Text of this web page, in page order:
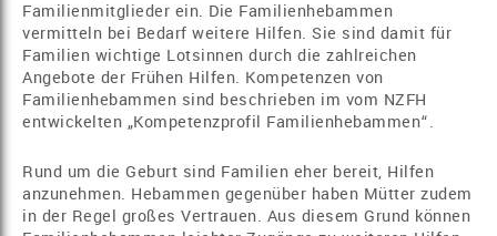
Familienmitglieder ein. Die Familienhebammen
vermitteln bei Bedarf weitere Hilfen. Sie sind damit für
Familien wichtige Lotsinnen durch die zahlreichen
Angebote der Frühen Hilfen. Kompetenzen von
Familienhebammen sind beschrieben im vom NZFH
entwickelten „Kompetenzprofil Familienhebammen“.
Rund um die Geburt sind Familien eher bereit, Hilfen
anzunehmen. Hebammen gegenüber haben Mütter zudem
in der Regel großes Vertrauen. Aus diesem Grund können